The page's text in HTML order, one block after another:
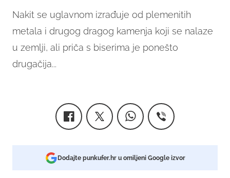
Nakit se uglavnom izrađuje od plemenitih
metala i drugog dragog kamenja koji se nalaze
u zemlji, ali priča s biserima je ponešto
drugačija...
Dodajte punkufer.hr u omiljeni Google izvor